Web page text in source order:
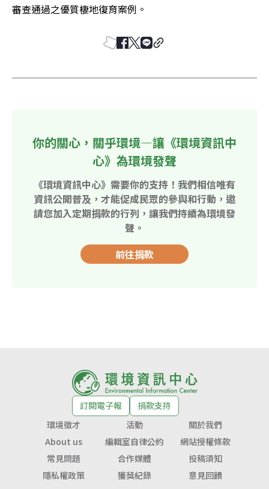
審查通過之優質棲地復育案例。
你的關心，關乎環境—讓《環境資訊中
心》為環境發聲
《環境資訊中心》需要你的支持！我們相信唯有
資訊公開普及，才能促成民眾的參與和行動，邀
請您加入定期捐款的行列，讓我們持續為環境發
聲。
前往捐款
訂閱電子報
捐款支持
環境徵才
活動
關於我們
About us
編輯室自律公約
網站授權條款
常見問題
合作媒體
投稿須知
隱私權政策
獲獎紀錄 意見回饋